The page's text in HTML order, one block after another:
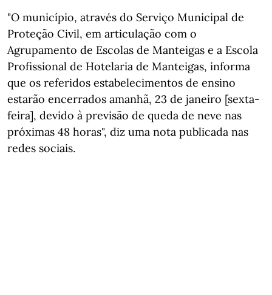
"O município, através do Serviço Municipal de
Proteção Civil, em articulação com o
Agrupamento de Escolas de Manteigas e a Escola
Profissional de Hotelaria de Manteigas, informa
que os referidos estabelecimentos de ensino
estarão encerrados amanhã, 23 de janeiro [sexta-
feira], devido à previsão de queda de neve nas
próximas 48 horas", diz uma nota publicada nas
redes sociais.